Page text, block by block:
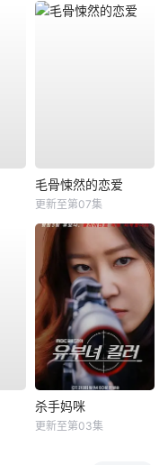
毛骨悚然的恋爱
更新至第07集
杀手妈咪
更新至第03集